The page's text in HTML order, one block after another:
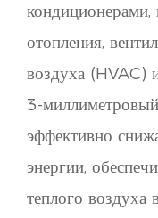
отопления,
воздуха (HVAC)
3-
эффективно
энергии,
теплого воздуха